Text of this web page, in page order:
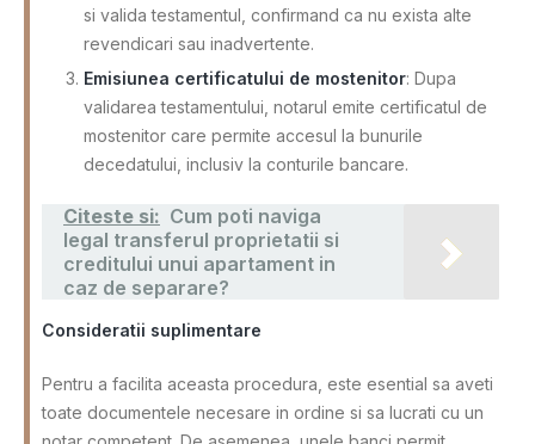
si valida testamentul, confirmand ca nu exista alte
revendicari sau inadvertente.
Emisiunea certificatului de mostenitor: Dupa
validarea testamentului, notarul emite certificatul de
mostenitor care permite accesul la bunurile
decedatului, inclusiv la conturile bancare.
Citeste si: Cum poti naviga
legal transferul proprietatii si
creditului unui apartament in
caz de separare?
Consideratii suplimentare
Pentru a facilita aceasta procedura, este esential sa aveti
toate documentele necesare in ordine si sa lucrati cu un